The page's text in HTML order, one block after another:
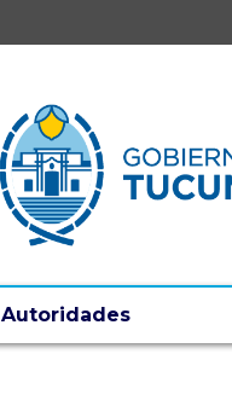
Autoridades